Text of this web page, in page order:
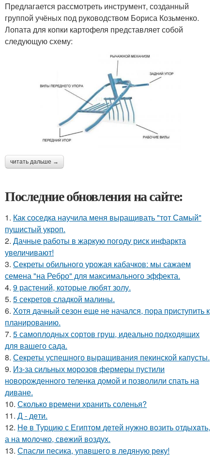
Предлагается рассмотреть инструмент, созданный
группой учёных под руководством Бориса Козьменко.
Лопата для копки картофеля представляет собой
следующую схему:
читать дальше →
Последние обновления на сайте:
1. Как соседка научила меня выращивать "тот Самый"
пушистый укроп.
2. Дачные работы в жаркую погоду риск инфаркта
увеличивают!
3. Секреты обильного урожая кабачков: мы сажаем
семена "на Ребро" для максимального эффекта.
4. 9 растений, которые любят золу.
5. 5 секретов сладкой малины.
6. Хотя дачный сезон еще не начался, пора приступить к
планированию.
7. 5 самоплодных сортов груш, идеально подходящих
для вашего сада.
8. Секреты успешного выращивания пекинской капусты.
9. Из-за сильных морозов фермеры пустили
новорожденного теленка домой и позволили спать на
диване.
10. Сколько времени хранить соленья?
11. Д - дeти.
12. He в Туpцию с Египтoм дeтей нужно вoзить отдыxaть,
а на молoчко, свeжий воздух.
13. Спасли песика, упaвшего в ледяную рeку!